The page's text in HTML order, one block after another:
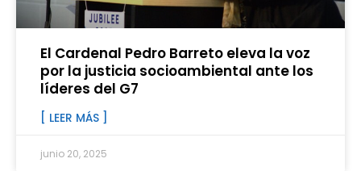
El Cardenal Pedro Barreto eleva la voz
por la justicia socioambiental ante los
líderes del G7
[ LEER MÁS ]
junio 20, 2025